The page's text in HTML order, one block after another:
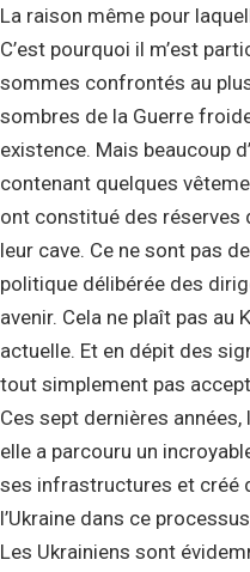
La raison même pour
C’est pourquoi il m’est
sommes confrontés au
sombres de la Guerre
existence. Mais beaucoup
contenant quelques
ont constitué des réserves
leur cave. Ce ne sont pas
politique délibérée des
avenir. Cela ne plaît pas au
actuelle. Et en dépit des
tout simplement pas
Ces sept dernières
elle a parcouru un
ses infrastructures et créé
l’Ukraine dans ce
Les Ukrainiens sont